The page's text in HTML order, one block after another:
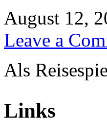
August 12,
Leave a
Als
Links